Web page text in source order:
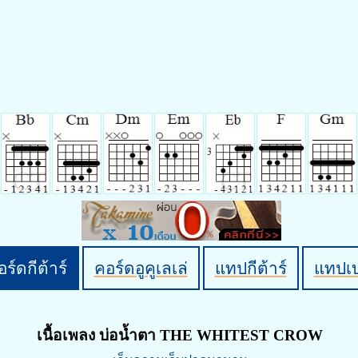
ร์ดกีต้าร์ คอร์ดอูคูเลเล่ แทปกีต้าร์ แทปเ
เนื้อเพลง บ่อน้ำตา THE WHITEST CROW